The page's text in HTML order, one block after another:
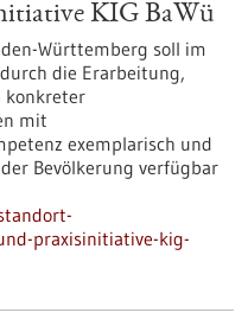
KIG BaWü
Württemberg soll im
die Erarbeitung,
konkreter
mit
exemplarisch und
Bevölkerung verfügbar
praxisinitiative-kig-